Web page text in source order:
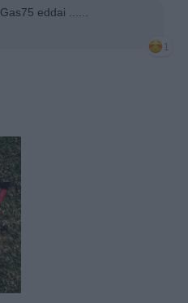
Gas75 eddai ......
1